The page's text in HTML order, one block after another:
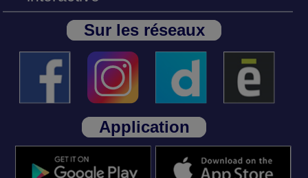
Sur les réseaux
Application